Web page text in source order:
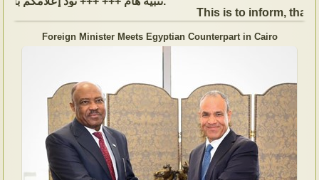
This is to inform, that
Foreign Minister Meets Egyptian Counterpart in Cairo